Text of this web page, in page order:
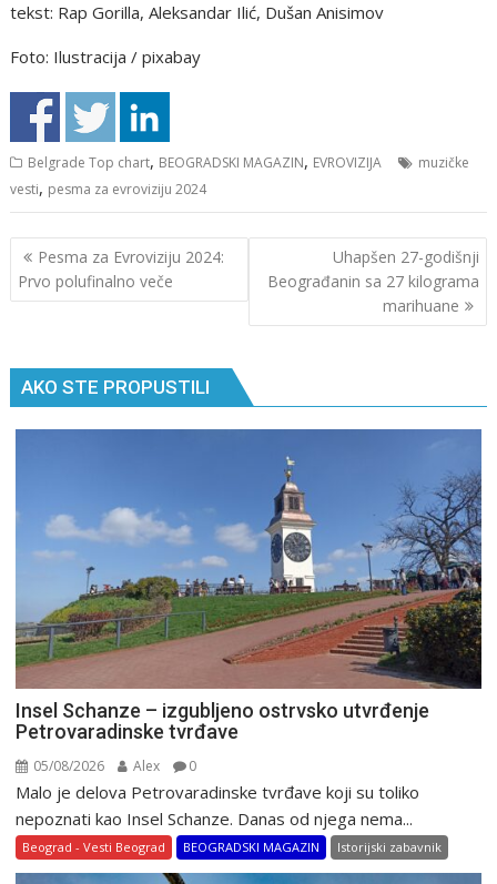
tekst: Rap Gorilla, Aleksandar Ilić, Dušan Anisimov
Foto: Ilustracija / pixabay
Belgrade Top chart, BEOGRADSKI MAGAZIN, EVROVIZIJA
muzičke
vesti, pesma za evroviziju 2024
Кретање
чланка
Pesma za Evroviziju 2024:
Prvo polufinalno veče
Uhapšen 27-godišnji
Beograđanin sa 27 kilograma
marihuane
AKO STE PROPUSTILI
Insel Schanze – izgubljeno ostrvsko utvrđenje
Petrovaradinske tvrđave
05/08/2026 Alex 0
Malo je delova Petrovaradinske tvrđave koji su toliko
nepoznati kao Insel Schanze. Danas od njega nema...
Beograd - Vesti Beograd BEOGRADSKI MAGAZIN Istorijski zabavnik